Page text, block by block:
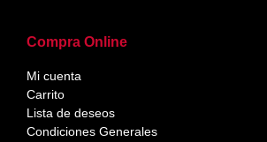
Compra Online
Mi cuenta
Carrito
Lista de deseos
Condiciones Generales